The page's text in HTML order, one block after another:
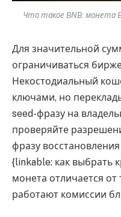
Что такое BNB: монета
Для значительной
ограничиваться
Некостодиальный
ключами, но
seed-фразу на
проверяйте
фразу
{linkable: как выбрать
монета отличается от
работают комиссии